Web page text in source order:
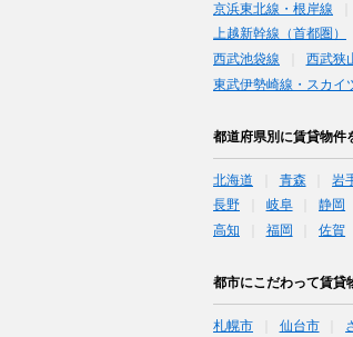
京浜東北線・根岸線
上越新幹線（首都圏）
西武池袋線
西武狭
東武伊勢崎線・スカイ
都道府県別に賃貸物件
北海道 青森 岩
長野
岐阜 静岡
高知
福岡 佐賀
都市にこだわって賃貸
札幌市 仙台市